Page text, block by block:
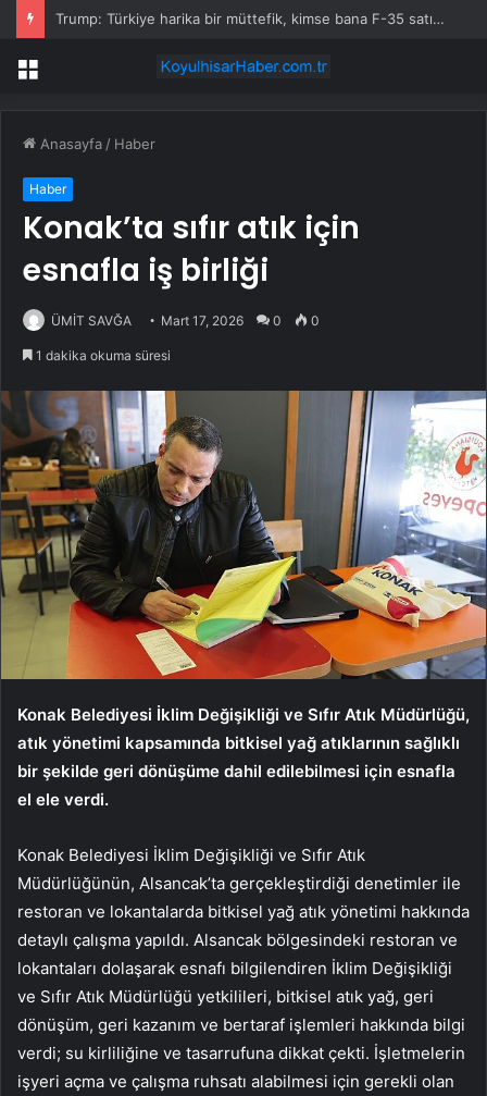
Trump: Türkiye harika bir müttefik, kimse bana F-35 satışı için ne yapmam gerektiğini söyleyemez
Menü
Anasayfa / Haber
Haber
Konak’ta sıfır atık için
esnafla iş birliği
ÜMİT SAVĞA Mart 17, 2026 0 0
1 dakika okuma süresi
Konak Belediyesi İklim Değişikliği ve Sıfır Atık Müdürlüğü,
atık yönetimi kapsamında bitkisel yağ atıklarının sağlıklı
bir şekilde geri dönüşüme dahil edilebilmesi için esnafla
el ele verdi.
Konak Belediyesi İklim Değişikliği ve Sıfır Atık
Müdürlüğünün, Alsancak’ta gerçekleştirdiği denetimler ile
restoran ve lokantalarda bitkisel yağ atık yönetimi hakkında
detaylı çalışma yapıldı. Alsancak bölgesindeki restoran ve
lokantaları dolaşarak esnafı bilgilendiren İklim Değişikliği
ve Sıfır Atık Müdürlüğü yetkilileri, bitkisel atık yağ, geri
dönüşüm, geri kazanım ve bertaraf işlemleri hakkında bilgi
verdi; su kirliliğine ve tasarrufuna dikkat çekti. İşletmelerin
işyeri açma ve çalışma ruhsatı alabilmesi için gerekli olan